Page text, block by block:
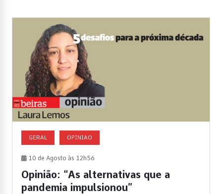
GERAL OPINIAO
10 de Agosto às 12h56
Opinião: “As alternativas que a
pandemia impulsionou”